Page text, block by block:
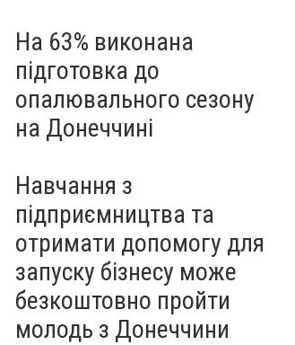
На 63% виконана
підготовка до
опалювального сезону
на Донеччині
Навчання з
підприємництва та
отримати допомогу для
запуску бізнесу може
безкоштовно пройти
молодь з Донеччини